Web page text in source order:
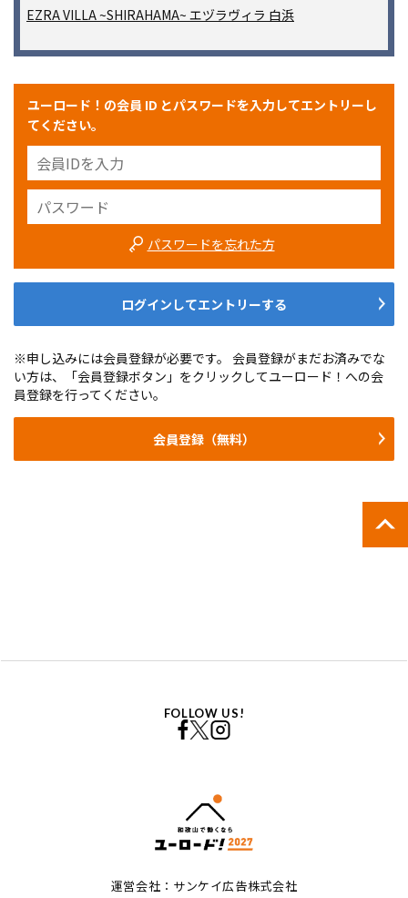
EZRA VILLA ~SHIRAHAMA~ エヅラヴィラ 白浜
ユーロード！の会員 ID とパスワードを入力してエントリーし
てください。
パスワードを忘れた方
ログインしてエントリーする
※申し込みには会員登録が必要です。 会員登録がまだお済みでな
い方は、「会員登録ボタン」をクリックしてユーロード！への会
員登録を行ってください。
会員登録（無料）
FOLLOW US!
運営会社：サンケイ広告株式会社